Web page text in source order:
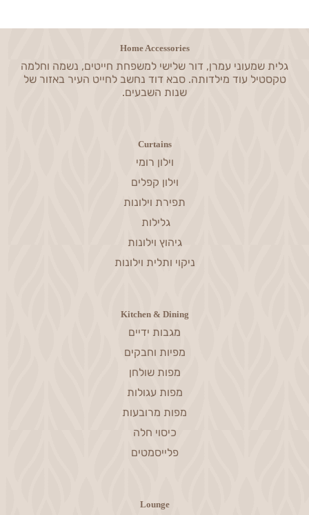
Home Accessories
גלית שמעוני עמרן, דור שלישי למשפחת חייטים, נשמה וחלמה
טקסטיל עוד מילדותה. סבא דוד נחשב לחייט העיר באזור של
שנות השבעים.
Curtains
וילון רומי
וילון קפלים
תפירת וילונות
גלילות
גיהוץ וילונות
ניקוי ותלית וילונות
Kitchen & Dining
מגבות ידיים
מפיות וחבקים
מפות שולחן
מפות עגולות
מפות מרובעות
כיסוי חלה
פלייסמטים
Lounge